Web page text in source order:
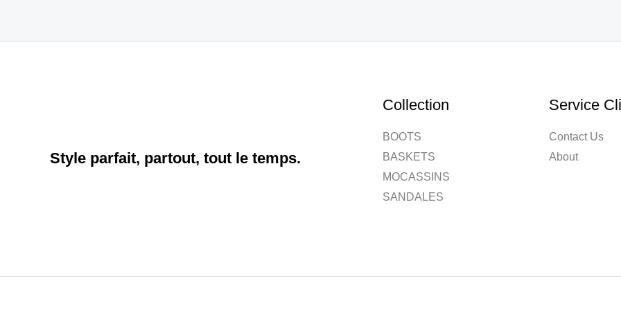
Style parfait, partout, tout le temps.
Collection
BOOTS
BASKETS
MOCASSINS
SANDALES
Service
Contact Us
About